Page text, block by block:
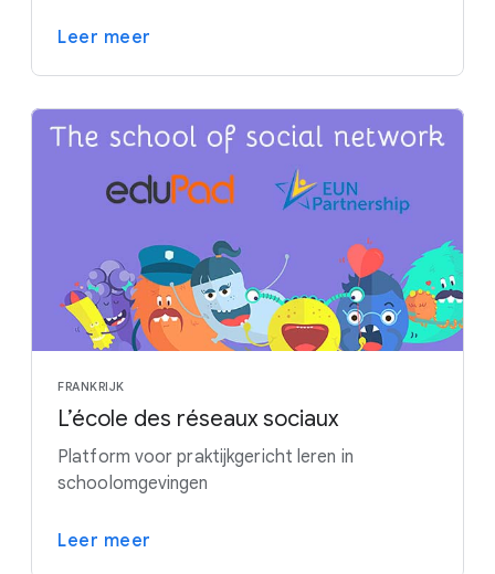
Leer meer
FRANKRIJK
L’école des réseaux sociaux
Platform voor praktijkgericht leren in
schoolomgevingen
Leer meer